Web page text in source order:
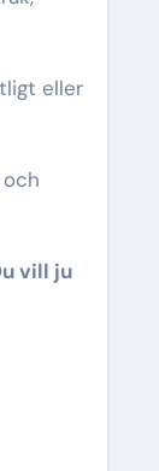
eller
vill ju